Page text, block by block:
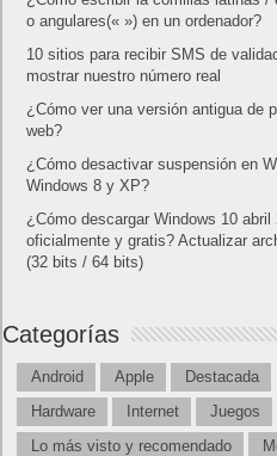
o angulares(« ») en un ordenador?
10 sitios para recibir SMS de
mostrar nuestro número real
¿Cómo ver una versión antigua de
web?
¿Cómo desactivar suspensión en
Windows 8 y XP?
¿Cómo descargar Windows 10 abril
oficialmente y gratis? Actualizar
(32 bits / 64 bits)
Categorías
Android Apple
Destacada
Hardware
Internet
Juegos
Lo más visto y recomendado